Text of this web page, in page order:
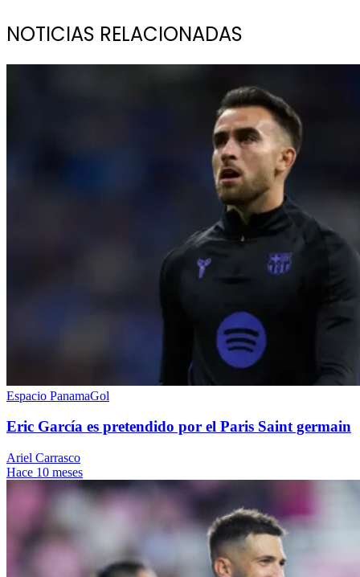
NOTICIAS RELACIONADAS
Espacio PanamaGol
Eric García es pretendido por el Paris Saint germain
Ariel Carrasco
Hace 10 meses